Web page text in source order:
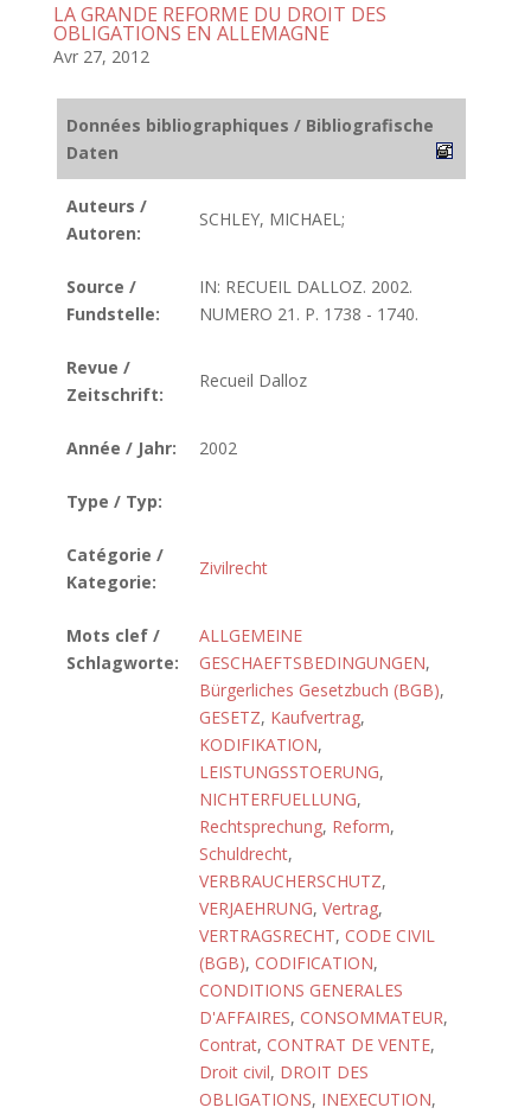
LA GRANDE REFORME DU DROIT DES
OBLIGATIONS EN ALLEMAGNE
Avr 27, 2012
Données bibliographiques / Bibliografische
Daten
Auteurs /
Autoren:
SCHLEY, MICHAEL;
Source /
Fundstelle:
IN: RECUEIL DALLOZ. 2002.
NUMERO 21. P. 1738 - 1740.
Revue /
Zeitschrift:
Recueil Dalloz
Année / Jahr: 2002
Type / Typ:
Catégorie /
Kategorie:
Zivilrecht
Mots clef /
Schlagworte:
ALLGEMEINE
GESCHAEFTSBEDINGUNGEN,
Bürgerliches Gesetzbuch (BGB),
GESETZ, Kaufvertrag,
KODIFIKATION,
LEISTUNGSSTOERUNG,
NICHTERFUELLUNG,
Rechtsprechung, Reform,
Schuldrecht,
VERBRAUCHERSCHUTZ,
VERJAEHRUNG, Vertrag,
VERTRAGSRECHT, CODE CIVIL
(BGB), CODIFICATION,
CONDITIONS GENERALES
D'AFFAIRES, CONSOMMATEUR,
Contrat, CONTRAT DE VENTE,
Droit civil, DROIT DES
OBLIGATIONS, INEXECUTION,